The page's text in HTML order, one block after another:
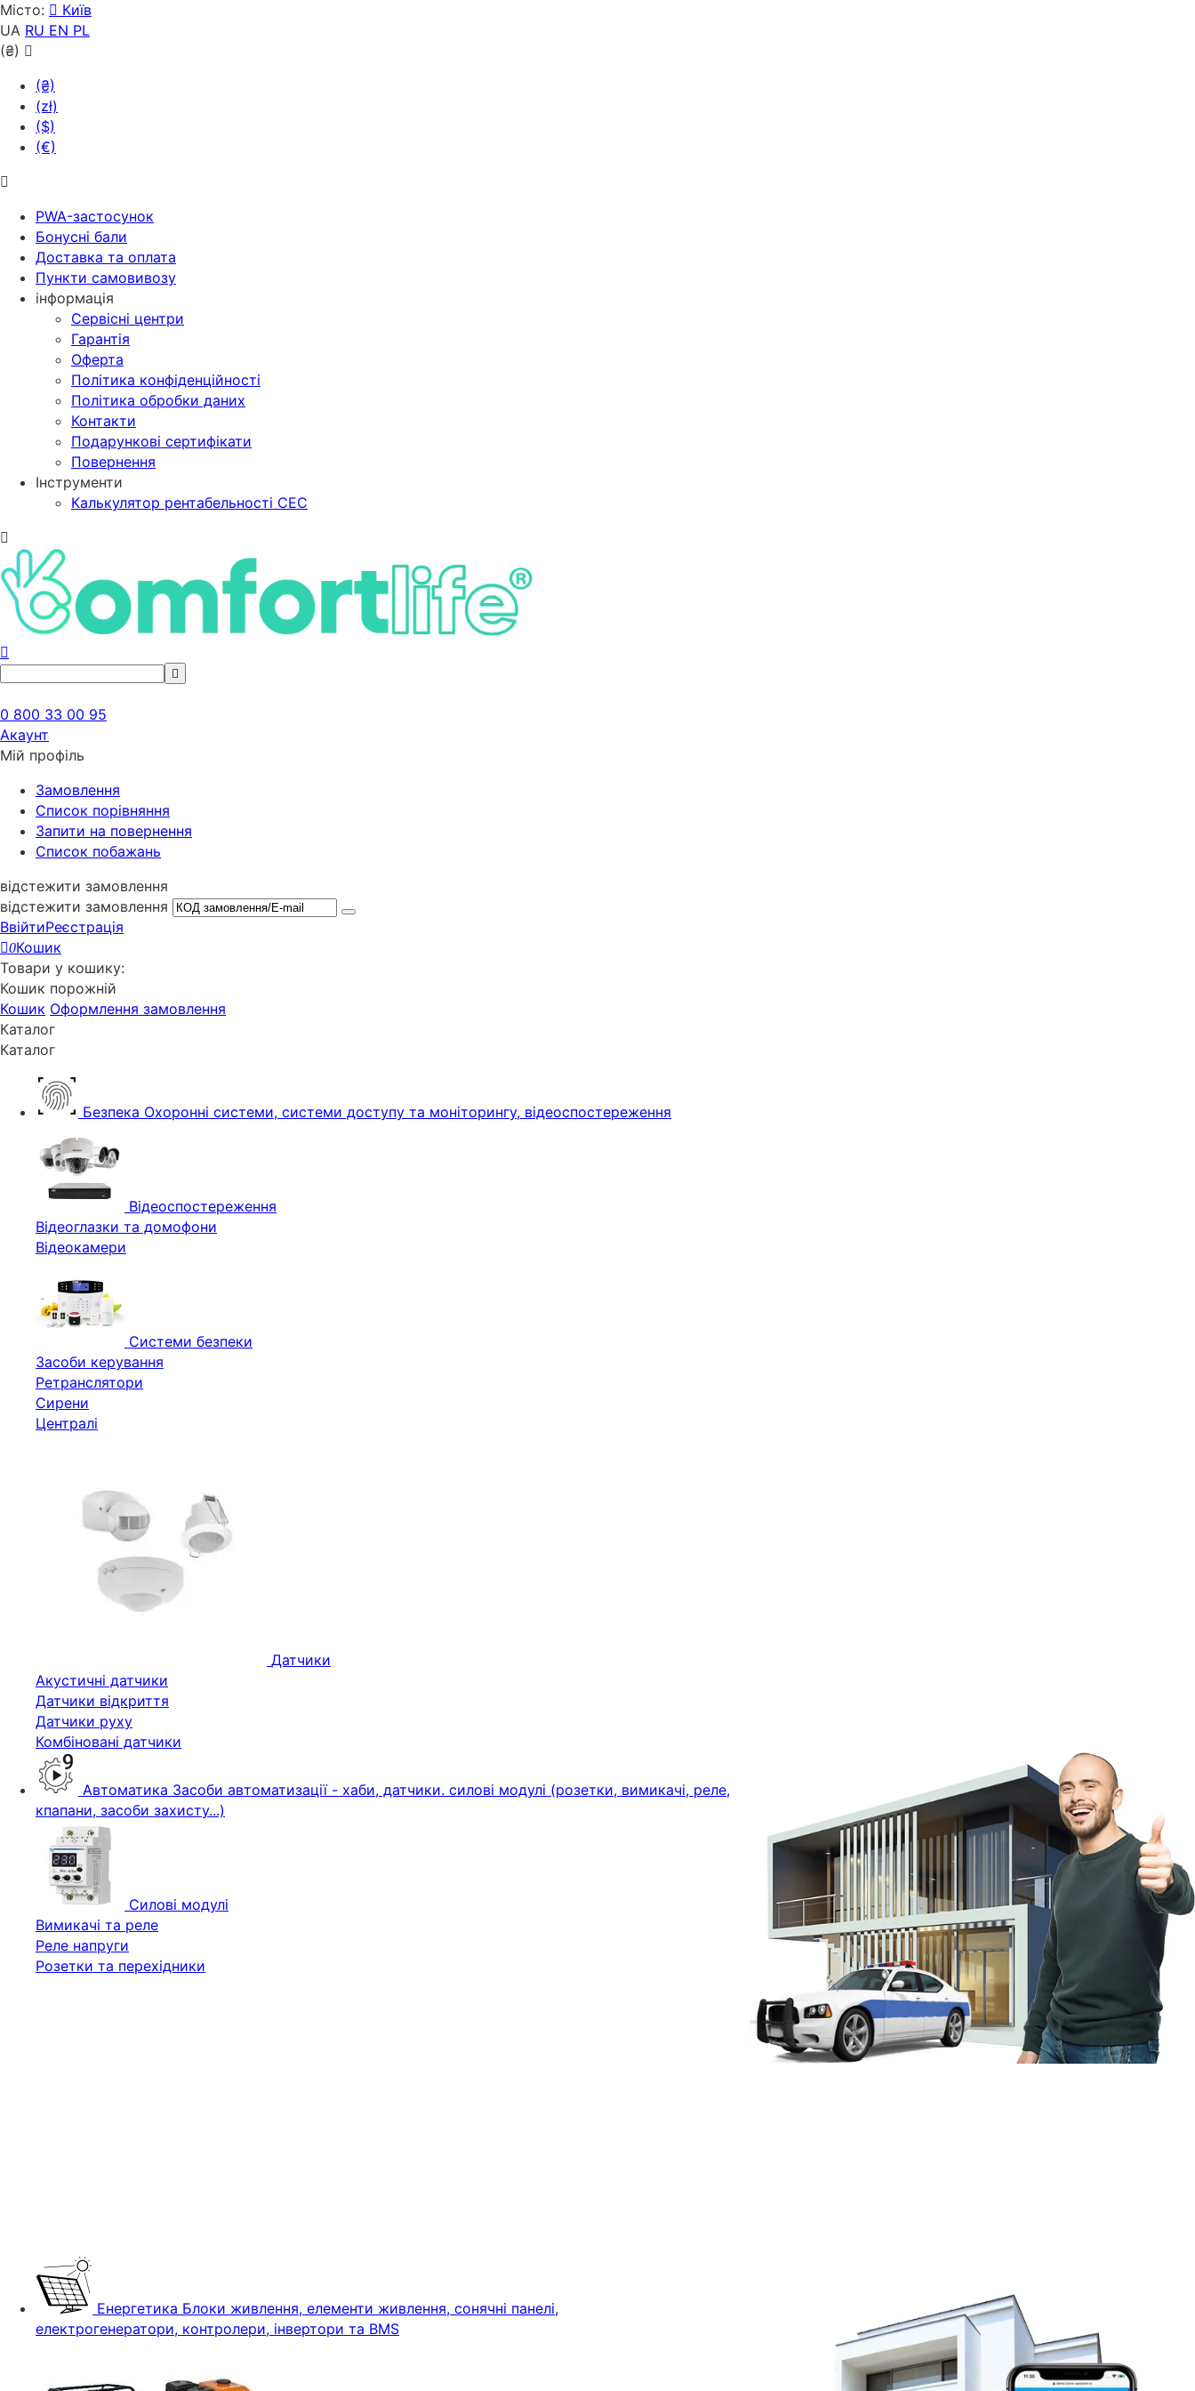
Місто:
Київ
UA RU EN PL
(₴)
(₴)
(zł)
($)
(€)
PWA-застосунок
Бонусні бали
Доставка та оплата
Пункти самовивозу
інформація
Сервісні центри
Гарантія
Оферта
Політика конфіденційності
Політика обробки даних
Контакти
Подарункові сертифікати
Повернення
Інструменти
Калькулятор рентабельності СЕС
0 800 33 00 95
Акаунт
Мій профіль
Замовлення
Cписок порівняння
Запити на повернення
Список побажань
відстежити замовлення
відстежити замовлення
ВвійтиРеєстрація
0Кошик
Товари у кошику:
Кошик порожній
Кошик Оформлення замовлення
Каталог
Каталог
Безпека Охоронні системи, системи доступу та моніторингу, відеоспостереження
Відеоспостереження
Відеоглазки та домофони
Відеокамери
Системи безпеки
Засоби керування
Ретранслятори
Сирени
Централі
Датчики
Акустичні датчики
Датчики відкриття
Датчики руху
Комбіновані датчики
Автоматика Засоби автоматизації - хаби, датчики. силові модулі (розетки, вимикачі, реле,
кпапани, засоби захисту...)
Силові модулі
Вимикачі та реле
Реле напруги
Розетки та перехідники
Енергетика Блоки живлення, елементи живлення, сонячні панелі,
електрогенератори, контролери, інвертори та BMS